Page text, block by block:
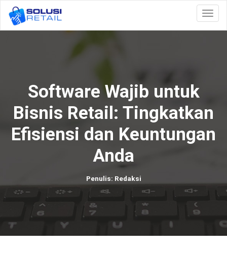
Software Wajib untuk
Bisnis Retail: Tingkatkan
Efisiensi dan Keuntungan
Anda
Penulis: Redaksi